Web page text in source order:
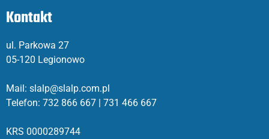
Kontakt
ul. Parkowa 27
05-120 Legionowo
Mail: slalp@slalp.com.pl
Telefon: 732 866 667 | 731 466 667
KRS 0000289744